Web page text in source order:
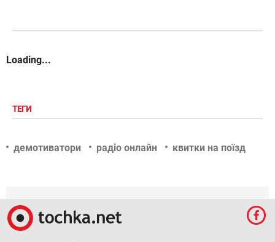
Loading...
ТЕГИ
демотиватори радіо онлайн квитки на поїзд